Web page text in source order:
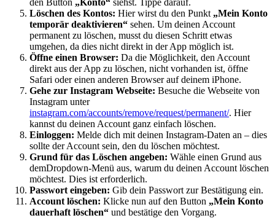
den Button „Konto“ siehst. Tippe darauf.
Löschen des Kontos: Hier wirst du den Punkt „Mein Konto
temporär deaktivieren“ sehen. Um deinen Account
permanent zu löschen, musst du diesen Schritt etwas
umgehen, da dies nicht direkt in der App möglich ist.
Öffne einen Browser: Da die Möglichkeit, den Account
direkt aus der App zu löschen, nicht vorhanden ist, öffne
Safari oder einen anderen Browser auf deinem iPhone.
Gehe zur Instagram Webseite: Besuche die Webseite von
Instagram unter
instagram.com/accounts/remove/request/permanent/. Hier
kannst du deinen Account ganz einfach löschen.
Einloggen: Melde dich mit deinen Instagram-Daten an – dies
sollte der Account sein, den du löschen möchtest.
Grund für das Löschen angeben: Wähle einen Grund aus
demDropdown-Menü aus, warum du deinen Account löschen
möchtest. Dies ist erforderlich.
Passwort eingeben: Gib dein Passwort zur Bestätigung ein.
Account löschen: Klicke nun auf den Button „Mein Konto
dauerhaft löschen“ und bestätige den Vorgang.